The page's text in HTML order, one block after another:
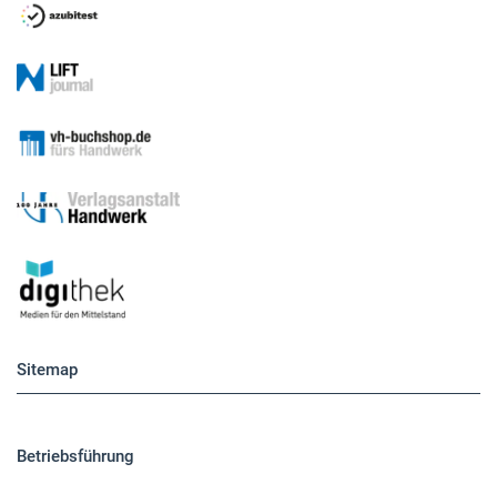
Sitemap
Betriebsführung